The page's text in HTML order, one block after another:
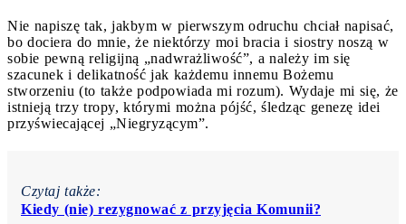
Nie napiszę tak, jakbym w pierwszym odruchu chciał napisać,
bo dociera do mnie, że niektórzy moi bracia i siostry noszą w
sobie pewną religijną „nadwrażliwość”, a należy im się
szacunek i delikatność jak każdemu innemu Bożemu
stworzeniu (to także podpowiada mi rozum). Wydaje mi się, że
istnieją trzy tropy, którymi można pójść, śledząc genezę idei
przyświecającej „Niegryzącym”.
Czytaj także:
Kiedy (nie) rezygnować z przyjęcia Komunii?